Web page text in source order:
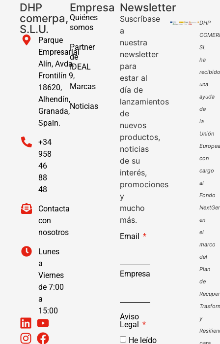
DHP
comerpa,
S.L.U.
Parque
Empresarial
Alín, Avda.
Frontilín 9,
18620,
Alhendín,
Granada,
Spain.
+34
958
46
88
48
Contacta
con
nosotros
Lunes
a
Viernes
de 7:00
a
15:00
Empresa
Quiénes
somos
Partner
de
IDEAL
Marcas
Noticias
Newsletter
Suscríbase
a
nuestra
newsletter
para
estar al
día de
lanzamientos
de
nuevos
productos,
noticias
de su
interés,
promociones
y
mucho
más.
Email
Empresa
Aviso
Legal
He leído
DHP
SL
ha
recibido
una
ayuda
de
la
Unión
Europea
con
cargo
al
Fondo
en
el
marco
del
Plan
de
y